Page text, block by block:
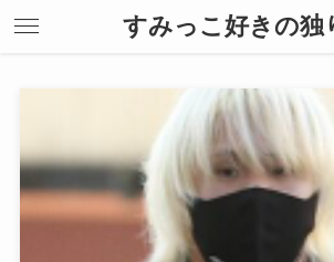
すみっこ好きの独